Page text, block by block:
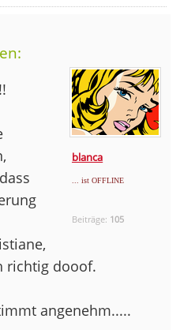
blanca
... ist OFFLINE
Beiträge: 105
richtig dooof.
angenehm.....